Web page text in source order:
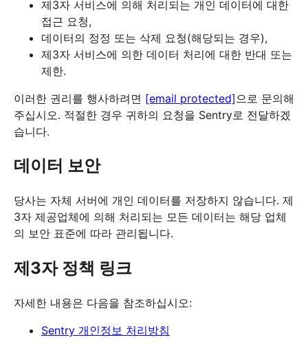
제3자 서비스에 의해 처리되는 개인 데이터에 대한
접근 요청,
데이터의 정정 또는 삭제 요청(해당되는 경우),
제3자 서비스에 의한 데이터 처리에 대한 반대 또는
제한.
이러한 권리를 행사하려면 [email protected] 으로 문의해
주십시오. 적절한 경우 귀하의 요청을 Sentry로 전달하겠
습니다.
데이터 보안
당사는 자체 서버에 개인 데이터를 저장하지 않습니다. 제
3자 제공업체에 의해 처리되는 모든 데이터는 해당 업체
의 보안 표준에 따라 관리됩니다.
제3자 정책 링크
자세한 내용은 다음을 참조하십시오:
Sentry 개인정보 처리방침